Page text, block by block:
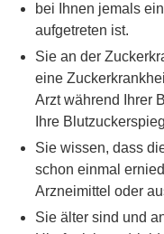
bei Ihnen jemals
aufgetreten ist.
Sie an der
eine
Arzt während Ihrer
Ihre
Sie wissen, dass
schon einmal
Arzneimittel oder
Sie älter sind und